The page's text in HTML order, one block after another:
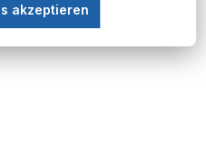
für den Ei…
akzeptieren